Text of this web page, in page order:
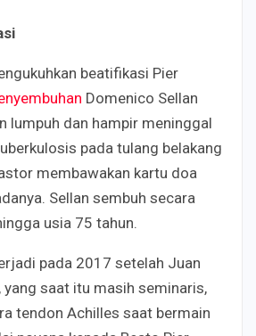
beatifikasi Pier
Domenico Sellan
lumpuh dan hampir meninggal
pada tulang belakang
membawakan kartu doa
Sellan sembuh secara
usia 75 tahun.
pada 2017 setelah Juan
yang saat itu masih seminaris,
tendon Achilles saat bermain